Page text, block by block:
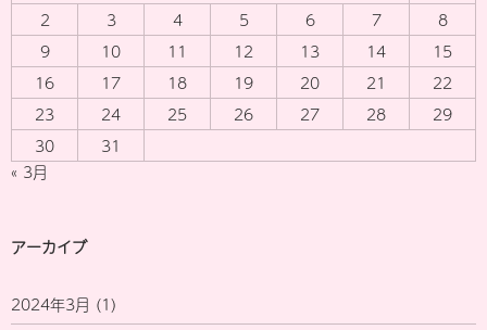
2
3 4 5 6 7
8
9
10 11 12 13 14
15
16
17 18 19 20 21
22
23
24 25 26 27 28
29
30
31
« 3月
アーカイブ
2024年3月 (1)